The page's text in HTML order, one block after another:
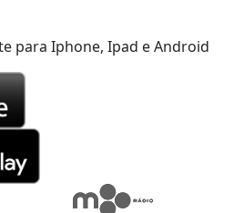
para Iphone, Ipad e Android